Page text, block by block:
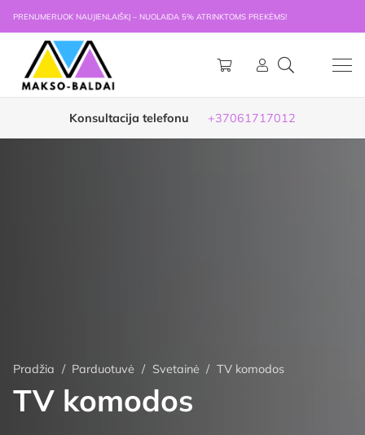
PRENUMERUOK NAUJIENLAIŠKĮ – NUOLAIDA 5% ATRINKTOMS PREKĖMS!
Konsultacija telefonu +37061717012
Pradžia / Parduotuvė / Svetainė / TV komodos
TV komodos